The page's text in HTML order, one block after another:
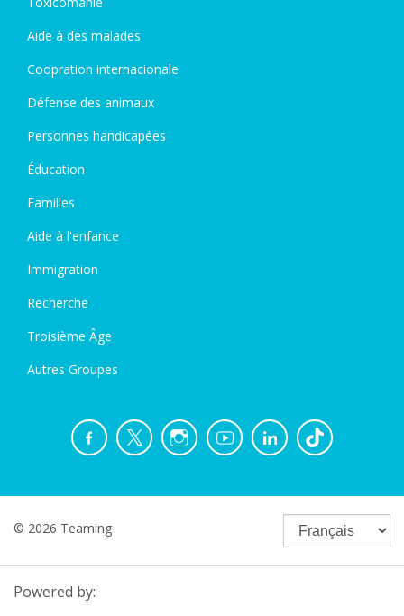
Aide à des malades
Coopration internacionale
Défense des animaux
Personnes handicapées
Éducation
Familles
Aide à l'enfance
Immigration
Recherche
Troisième Âge
Autres Groupes
© 2026 Teaming
Powered by: